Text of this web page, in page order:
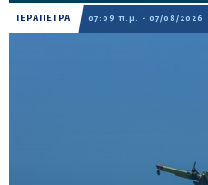
ΙΕΡΑΠΕΤΡΑ 07:09 π.μ. - 07/08/2026